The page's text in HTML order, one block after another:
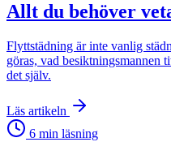
Allt du behöver
Flyttstädning är inte vanlig
göras, vad besiktningsmannen
det själv.
Läs artikeln
6 min läsning